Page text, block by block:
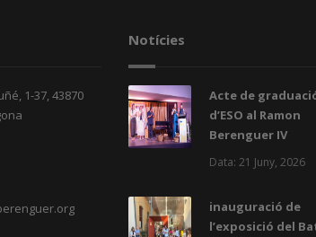
1-37, 43870
Notícies
Acte de
d’ESO al Ramon
Berenguer IV
Data: 21 Juny, 2026
inauguració de
l’exposició del